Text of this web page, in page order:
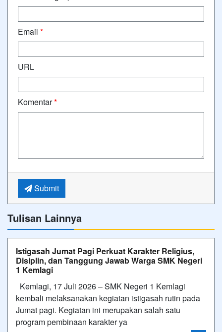
Email *
URL
Komentar*
Submit
Tulisan Lainnya
Istigasah Jumat Pagi Perkuat Karakter Religius,
Disiplin, dan Tanggung Jawab Warga SMK Negeri
1 Kemlagi
Kemlagi, 17 Juli 2026 – SMK Negeri 1 Kemlagi
kembali melaksanakan kegiatan istigasah rutin pada
Jumat pagi. Kegiatan ini merupakan salah satu
program pembinaan karakter ya